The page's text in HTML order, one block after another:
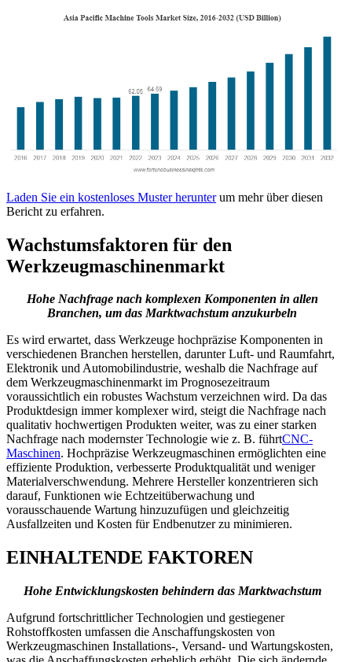
Laden Sie ein kostenloses Muster herunterum mehr über diesen
Bericht zu erfahren.
Wachstumsfaktoren für den
Werkzeugmaschinenmarkt
Hohe Nachfrage nach komplexen Komponenten in allen
Branchen, um das Marktwachstum anzukurbeln
Es wird erwartet, dass Werkzeuge hochpräzise Komponenten in
verschiedenen Branchen herstellen, darunter Luft- und Raumfahrt,
Elektronik und Automobilindustrie, weshalb die Nachfrage auf
dem Werkzeugmaschinenmarkt im Prognosezeitraum
voraussichtlich ein robustes Wachstum verzeichnen wird. Da das
Produktdesign immer komplexer wird, steigt die Nachfrage nach
qualitativ hochwertigen Produkten weiter, was zu einer starken
Nachfrage nach modernster Technologie wie z. B. führtCNC-
Maschinen. Hochpräzise Werkzeugmaschinen ermöglichten eine
effiziente Produktion, verbesserte Produktqualität und weniger
Materialverschwendung. Mehrere Hersteller konzentrieren sich
darauf, Funktionen wie Echtzeitüberwachung und
vorausschauende Wartung hinzuzufügen und gleichzeitig
Ausfallzeiten und Kosten für Endbenutzer zu minimieren.
EINHALTENDE FAKTOREN
Hohe Entwicklungskosten behindern das Marktwachstum
Aufgrund fortschrittlicher Technologien und gestiegener
Rohstoffkosten umfassen die Anschaffungskosten von
Werkzeugmaschinen Installations-, Versand- und Wartungskosten,